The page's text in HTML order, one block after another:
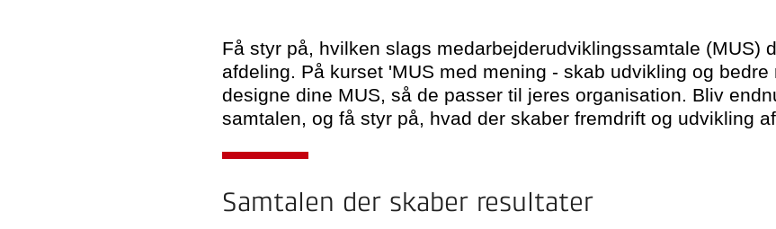
Få styr på, hvilken slags medarbejderudviklingssamtale (MUS)
afdeling. På kurset 'MUS med mening - skab udvikling og
designe dine MUS, så de passer til jeres organisation. Bliv
samtalen, og få styr på, hvad der skaber fremdrift og udvikling
Samtalen der skaber resultater